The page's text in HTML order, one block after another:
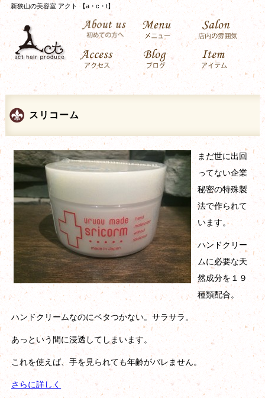
新狭山の美容室 アクト 【a・c・t】
スリコーム
まだ世に出回
ってない企業
秘密の特殊製
法で作られて
います。
ハンドクリー
ムに必要な天
然成分を１９
種類配合。
ハンドクリームなのにベタつかない。サラサラ。
あっという間に浸透してしまいます。
これを使えば、手を見られても年齢がバレません。
さらに詳しく